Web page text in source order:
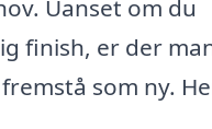
Uanset om du
finish, er der
som ny.